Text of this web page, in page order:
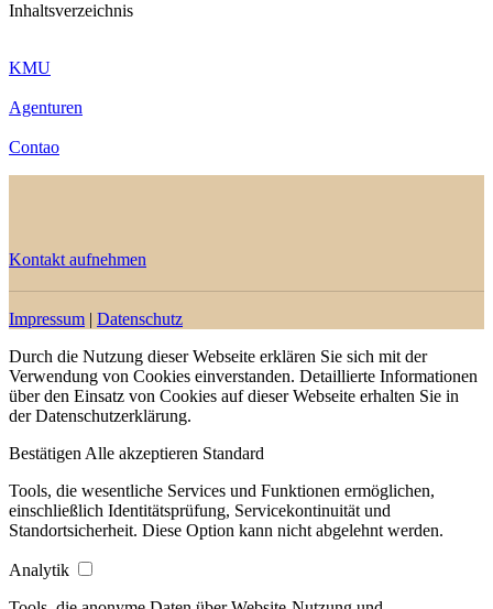
Inhaltsverzeichnis
KMU
Agenturen
Contao
Kontakt aufnehmen
Impressum | Datenschutz
Durch die Nutzung dieser Webseite erklären Sie sich mit der
Verwendung von Cookies einverstanden. Detaillierte Informationen
über den Einsatz von Cookies auf dieser Webseite erhalten Sie in
der Datenschutzerklärung.
Bestätigen Alle akzeptieren Standard
Tools, die wesentliche Services und Funktionen ermöglichen,
einschließlich Identitätsprüfung, Servicekontinuität und
Standortsicherheit. Diese Option kann nicht abgelehnt werden.
Analytik